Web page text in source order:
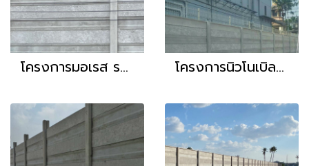
โครงการมอเรส รามอินทรา โครงการนิวโนเบิลราชพฤกษ์